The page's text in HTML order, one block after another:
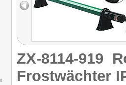
ZX-8114-919
Frostwächter